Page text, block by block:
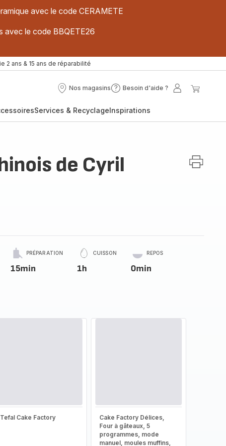
avec le code CERAMETE
avec le code BBQETE26
2 ans & 15 ans de réparabilité
Nos magasins
Nos
Besoin d'aide ?
Besoin
?
Mon
Services & RecyclageInspirations
de Cyril
PRÉPARATION
15min
CUISSON
1h
REPOS
0min
Tefal Cake Factory
Cake Factory Délices,
Four à gâteaux, 5
programmes, mode
manuel, moules muffins,